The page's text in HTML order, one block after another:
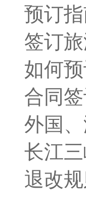
预订
签订
如何预
合同
外国
长江
退改规